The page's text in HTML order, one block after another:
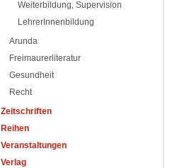
Weiterbildung, Supervision
LehrerInnenbildung
Arunda
Freimaurerliteratur
Gesundheit
Recht
Zeitschriften
Reihen
Veranstaltungen
Verlag